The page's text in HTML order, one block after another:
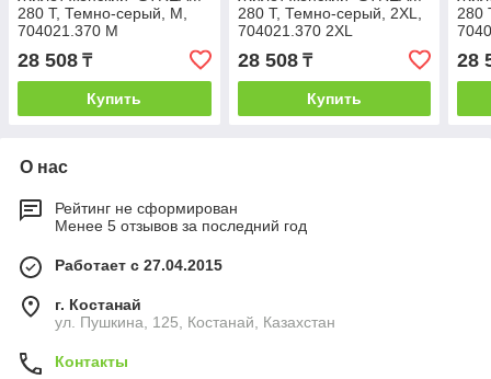
280 Т, Темно-серый, M,
704021.370 M
28 508 ₸
Купить
280 Т, Темно-серый, 2XL,
704021.370 2XL
28 508₸
Купить
280
28
О нас
Рейтинг не сформирован
Менее 5 отзывов за последний год
Работает с 27.04.2015
г. Костанай
ул. Пушкина, 125, Костанай, Казахстан
Контакты